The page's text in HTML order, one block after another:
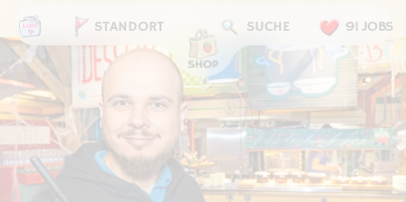
STANDORT SUCHE 91 JOBS